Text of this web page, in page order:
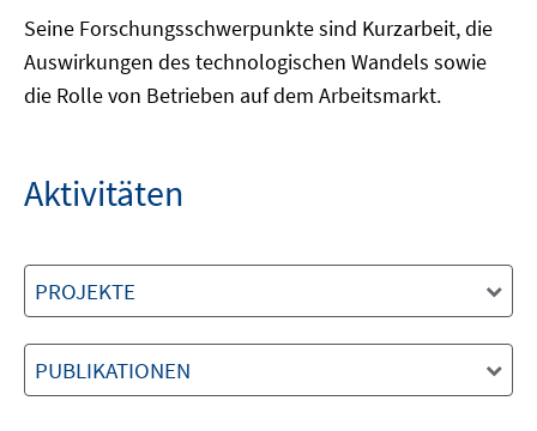
Seine Forschungsschwerpunkte sind Kurzarbeit, die
Auswirkungen des technologischen Wandels sowie
die Rolle von Betrieben auf dem Arbeitsmarkt.
Aktivitäten
PROJEKTE
PUBLIKATIONEN